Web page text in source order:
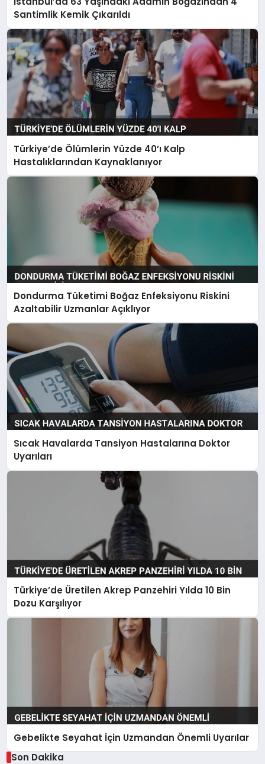
Santimlik Kemik Çıkarıldı
Türkiye’de Ölümlerin Yüzde 40’ı Kalp
Hastalıklarından Kaynaklanıyor
Dondurma Tüketimi Boğaz Enfeksiyonu Riskini
Azaltabilir Uzmanlar Açıklıyor
Sıcak Havalarda Tansiyon Hastalarına Doktor
Uyarıları
Türkiye’de Üretilen Akrep Panzehiri Yılda 10 Bin
Dozu Karşılıyor
Gebelikte Seyahat İçin Uzmandan Önemli Uyarılar
Son Dakika